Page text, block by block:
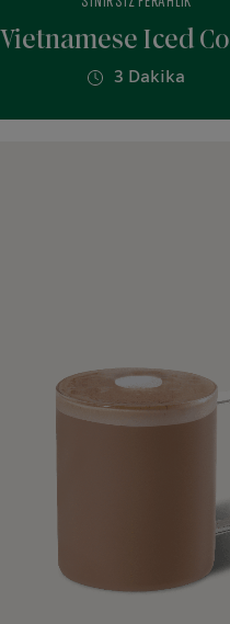
Vietnamese Iced
3 Dakika